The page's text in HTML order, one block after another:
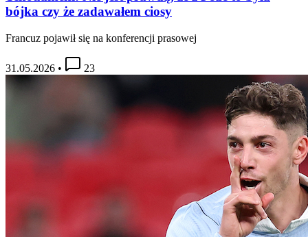
bójka czy że zadawałem ciosy
Francuz pojawił się na konferencji prasowej
31.05.2026 • 23